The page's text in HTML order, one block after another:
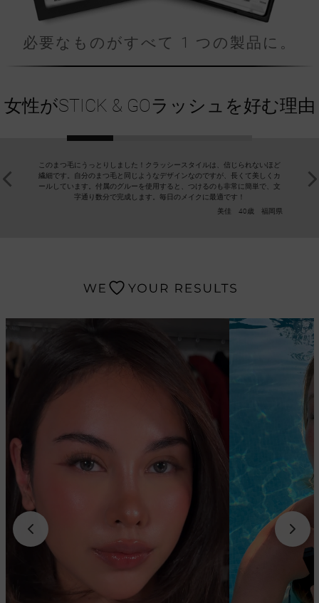
必要なものがすべて 1 つの製品に。
女性がSTICK & GOラッシュを好む理由
このまつ毛にうっとりしました！クラッシースタイルは、信じられないほど
繊細です。自分のまつ毛と同じようなデザインなのですが、長くて美しくカ
ールしています。付属のグルーを使用すると、つけるのも非常に簡単で、文
字通り数分で完成します。毎日のメイクに最適です！
美佳 40歳 福岡県
除くのが
ジョンは